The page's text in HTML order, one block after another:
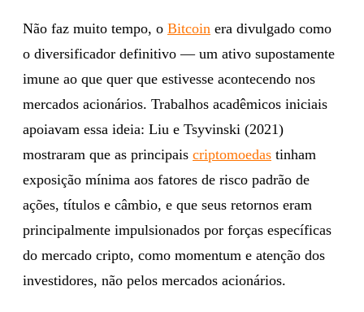
Não faz muito tempo, o Bitcoin era divulgado como
o diversificador definitivo — um ativo supostamente
imune ao que quer que estivesse acontecendo nos
mercados acionários. Trabalhos acadêmicos iniciais
apoiavam essa ideia: Liu e Tsyvinski (2021)
mostraram que as principais criptomoedas tinham
exposição mínima aos fatores de risco padrão de
ações, títulos e câmbio, e que seus retornos eram
principalmente impulsionados por forças específicas
do mercado cripto, como momentum e atenção dos
investidores, não pelos mercados acionários.